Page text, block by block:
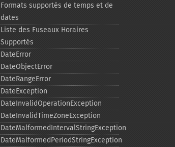
Formats supportés de temps et de
dates
Liste des Fuseaux Horaires
Supportés
DateError
DateObjectError
DateRangeError
DateException
DateInvalidOperationException
DateInvalidTimeZoneException
DateMalformedIntervalStringException
DateMalformedPeriodStringException